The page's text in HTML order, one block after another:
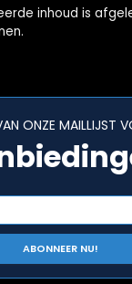
inhoud is
ONZE MAILLIJST